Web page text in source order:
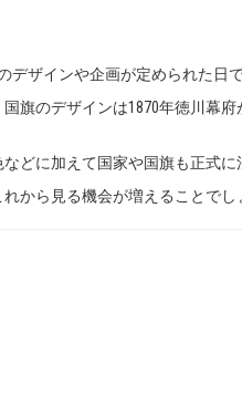
ザインや企画が定められた日で
旗のデザインは1870年徳川幕
どに加えて国家や国旗も正式に
から見る機会が増えることでし